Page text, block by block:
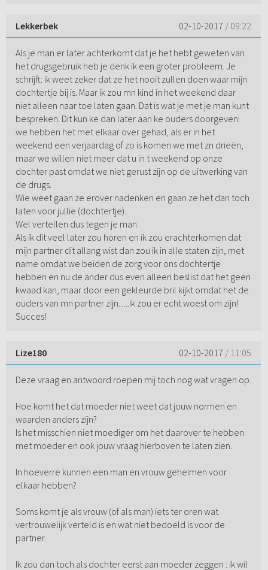
Lekkerbek 02-10-2017 / 09:22
Als je man er later achterkomt dat je het hebt geweten van
het drugsgebruik heb je denk ik een groter probleem. Je
schrijft: ik weet zeker dat ze het nooit zullen doen waar mijn
dochtertje bij is. Maar ik zou mn kind in het weekend daar
niet alleen naar toe laten gaan. Dat is wat je met je man kunt
bespreken. Dit kun ke dan later aan ke ouders doorgeven:
we hebben het met elkaar over gehad, als er in het
weekend een verjaardag of zo is komen we met zn drieën,
maar we willen niet meer dat u in t weekend op onze
dochter past omdat we niet gerust zijn op de uitwerking van
de drugs.
Wie weet gaan ze erover nadenken en gaan ze het dan toch
laten voor jullie (dochtertje).
Wel vertellen dus tegen je man.
Als ik dit veel later zou horen en ik zou erachterkomen dat
mijn partner dit allang wist dan zou ik in alle staten zijn, met
name omdat we beiden de zorg voor ons dochtertje
hebben en nu de ander dus even alleen beslist dat het geen
kwaad kan, maar door een gekleurde bril kijkt omdat het de
ouders van mn partner zijn......ik zou er echt woest om zijn!
Succes!
Lize180 02-10-2017 / 11:05
Deze vraag en antwoord roepen mij toch nog wat vragen op.
Hoe komt het dat moeder niet weet dat jouw normen en
waarden anders zijn?
Is het misschien niet moediger om het daarover te hebben
met moeder en ook jouw vraag hierboven te laten zien.
In hoeverre kunnen een man en vrouw geheimen voor
elkaar hebben?
Soms komt je als vrouw (of als man) iets ter oren wat
vertrouwelijk verteld is en wat niet bedoeld is voor de
partner.
Ik zou dan toch als dochter eerst aan moeder zeggen : ik wil